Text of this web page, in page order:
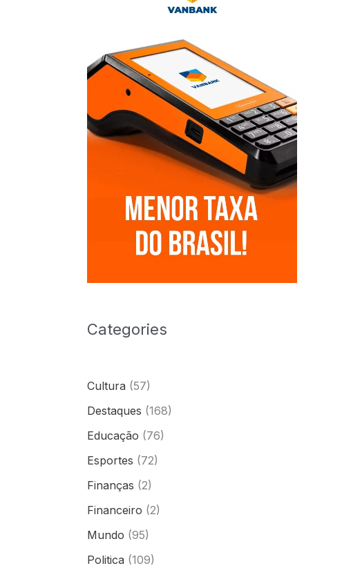
Categories
Cultura (57)
Destaques (168)
Educação (76)
Esportes (72)
Finanças (2)
Financeiro (2)
Mundo (95)
Politica (109)